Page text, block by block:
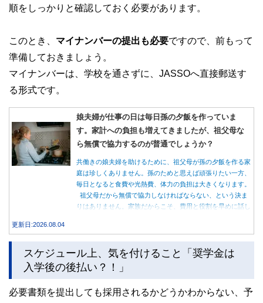
順をしっかりと確認しておく必要があります。
このとき、 マイナンバーの提出も必要ですので、前もって
準備しておきましょう。
マイナンバーは、学校を通さずに、JASSOへ直接郵送す
る形式です。
娘夫婦が仕事の日は毎日孫の夕飯を作っていま
す。家計への負担も増えてきましたが、祖父母な
ら無償で協力するのが普通でしょうか？
共働きの娘夫婦を助けるために、祖父母が孫の夕飯を作る家
庭は珍しくありません。孫のためと思えば頑張りたい一方、
毎日となると食費や光熱費、体力の負担は大きくなります。
祖父母だから無償で協力しなければならない、という決ま
りはありません。家族だからこそ、費用と役割を早めに話し
更新日:2026.08.04
スケジュール上、気を付けること「奨学金は
入学後の後払い？！」
必要書類を提出しても採用されるかどうかわからない、予